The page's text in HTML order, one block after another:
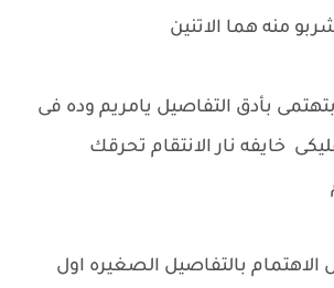
منه هما الاتنين
بأدق التفاصيل يامريم وده فى
خايفه نار الانتقام تحرقك
بالتفاصيل الصغيره اول